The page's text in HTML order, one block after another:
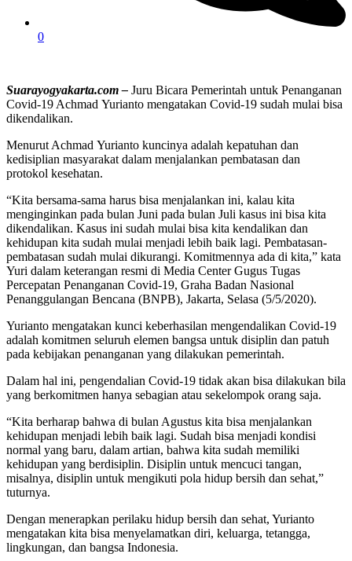
0
Suarayogyakarta.com – Juru Bicara Pemerintah untuk Penanganan
Covid-19 Achmad Yurianto mengatakan Covid-19 sudah mulai bisa
dikendalikan.
Menurut Achmad Yurianto kuncinya adalah kepatuhan dan
kedisiplian masyarakat dalam menjalankan pembatasan dan
protokol kesehatan.
“Kita bersama-sama harus bisa menjalankan ini, kalau kita
menginginkan pada bulan Juni pada bulan Juli kasus ini bisa kita
dikendalikan. Kasus ini sudah mulai bisa kita kendalikan dan
kehidupan kita sudah mulai menjadi lebih baik lagi. Pembatasan-
pembatasan sudah mulai dikurangi. Komitmennya ada di kita,” kata
Yuri dalam keterangan resmi di Media Center Gugus Tugas
Percepatan Penanganan Covid-19, Graha Badan Nasional
Penanggulangan Bencana (BNPB), Jakarta, Selasa (5/5/2020).
Yurianto mengatakan kunci keberhasilan mengendalikan Covid-19
adalah komitmen seluruh elemen bangsa untuk disiplin dan patuh
pada kebijakan penanganan yang dilakukan pemerintah.
Dalam hal ini, pengendalian Covid-19 tidak akan bisa dilakukan bila
yang berkomitmen hanya sebagian atau sekelompok orang saja.
“Kita berharap bahwa di bulan Agustus kita bisa menjalankan
kehidupan menjadi lebih baik lagi. Sudah bisa menjadi kondisi
normal yang baru, dalam artian, bahwa kita sudah memiliki
kehidupan yang berdisiplin. Disiplin untuk mencuci tangan,
misalnya, disiplin untuk mengikuti pola hidup bersih dan sehat,”
tuturnya.
Dengan menerapkan perilaku hidup bersih dan sehat, Yurianto
mengatakan kita bisa menyelamatkan diri, keluarga, tetangga,
lingkungan, dan bangsa Indonesia.